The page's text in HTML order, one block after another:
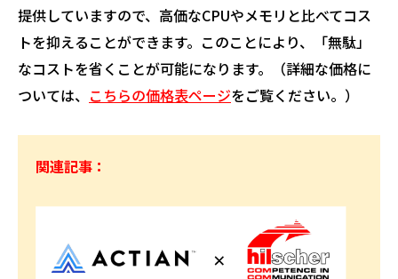
提供していますので、高価なCPUやメモリと比べてコス
トを抑えることができます。このことにより、「無駄」
なコストを省くことが可能になります。（詳細な価格に
ついては、 こちらの価格表ページをご覧ください。）
関連記事：